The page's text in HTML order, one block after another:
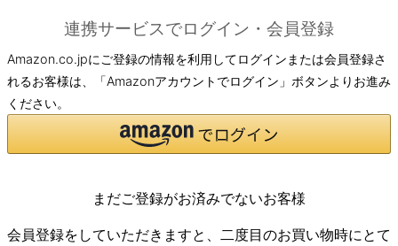
連携サービスでログイン・会員登録
Amazon.co.jpにご登録の情報を利用してログインまたは会員登録さ
れるお客様は、「Amazonアカウントでログイン」ボタンよりお進み
ください。
まだご登録がお済みでないお客様
会員登録をしていただきますと、二度目のお買い物時にとて